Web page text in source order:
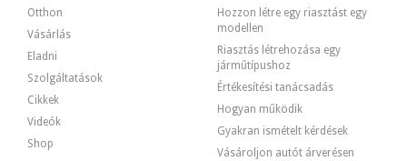
Otthon
Vásárlás
Eladni
Szolgáltatások
Cikkek
Videók
Shop
Hozzon létre egy riasztást egy
modellen
Riasztás létrehozása egy
járműtípushoz
Értékesítési tanácsadás
Hogyan működik
Gyakran ismételt kérdések
Vásároljon autót árverésen